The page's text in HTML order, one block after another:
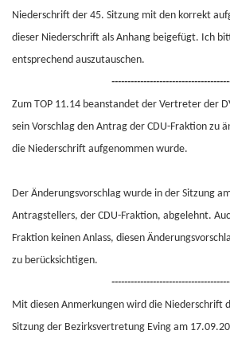
Niederschrift der 45. Sitzung mit den korrekt
dieser Niederschrift als Anhang beigefügt. Ich
entsprechend auszutauschen.
Zum TOP 11.14 beanstandet der Vertreter der
sein Vorschlag den Antrag der CDU-Fraktion zu
die Niederschrift aufgenommen wurde.
Der Änderungsvorschlag wurde in der Sitzung
Antragstellers, der CDU-Fraktion, abgelehnt.
Fraktion keinen Anlass, diesen
zu berücksichtigen.
Mit diesen Anmerkungen wird die Niederschrift
Sitzung der Bezirksvertretung Eving am